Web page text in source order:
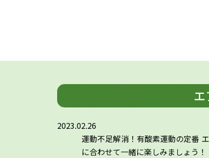
2023.02.26
運動不足解消！有酸素運動の定番
に合わせて一緒に楽しみましょう！